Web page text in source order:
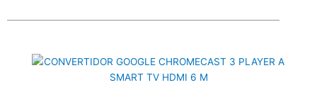
original
era:
$68.5.
actual
es:
$51.5.